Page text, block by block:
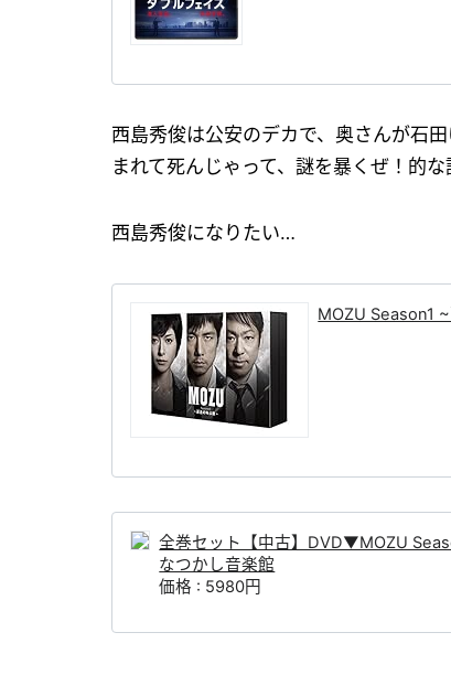
西島秀俊は公安のデカで、奥さんが石
まれて死んじゃって、謎を暴くぜ！的な
西島秀俊になりたい…
MOZU Season1
全巻セット【中古】DVD▼MOZU
なつかし音楽館
価格 : 5980円